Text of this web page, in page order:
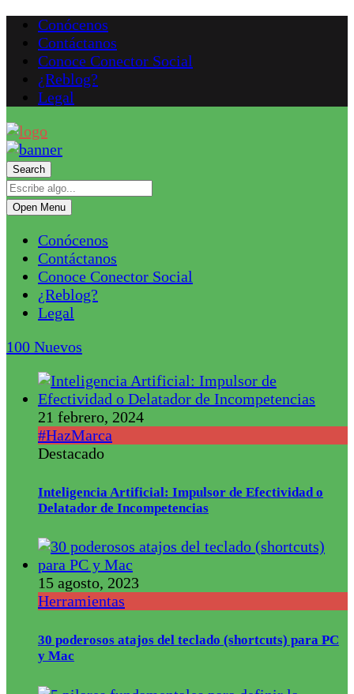
Conócenos
Contáctanos
Conoce Conector Social
¿Reblog?
Legal
Search
Open Menu
Conócenos
Contáctanos
Conoce Conector Social
¿Reblog?
Legal
100 Nuevos
21 febrero, 2024
#HazMarca
Destacado
Inteligencia Artificial: Impulsor de Efectividad o
Delatador de Incompetencias
15 agosto, 2023
Herramientas
30 poderosos atajos del teclado (shortcuts) para PC
y Mac